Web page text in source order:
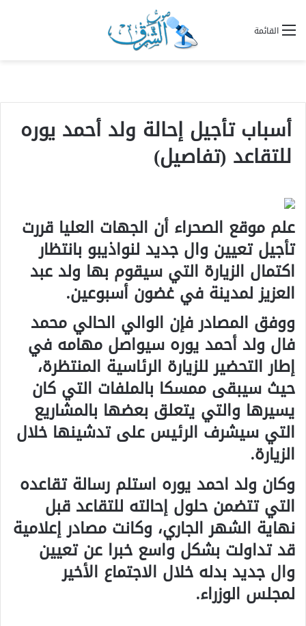
القائمة
أسباب تأجيل إحالة ولد أحمد يوره
للتقاعد (تفاصيل)
علم موقع الصحراء أن الجهات العليا قررت
تأجيل تعيين وال جديد لنواذيبو بانتظار
اكتمال الزيارة التي سيقوم بها ولد عبد
العزيز لمدينة في غضون أسبوعين.
ووفق المصادر فإن الوالي الحالي محمد
فال ولد أحمد يوره سيواصل مهامه في
إطار التحضير للزيارة الرئاسية المنتظرة،
حيث سيبقى ممسكا بالملفات التي كان
يسيرها والتي يتعلق بعضها بالمشاريع
التي سيشرف الرئيس على تدشينها خلال
الزيارة.
وكان ولد احمد يوره استلم رسالة تقاعده
التي تتضمن حلول إحالته للتقاعد قبل
نهاية الشهر الجاري، وكانت مصادر إعلامية
قد تداولت بشكل واسع خبرا عن تعيين
وال جديد بدله خلال الاجتماع الأخير
لمجلس الوزراء.